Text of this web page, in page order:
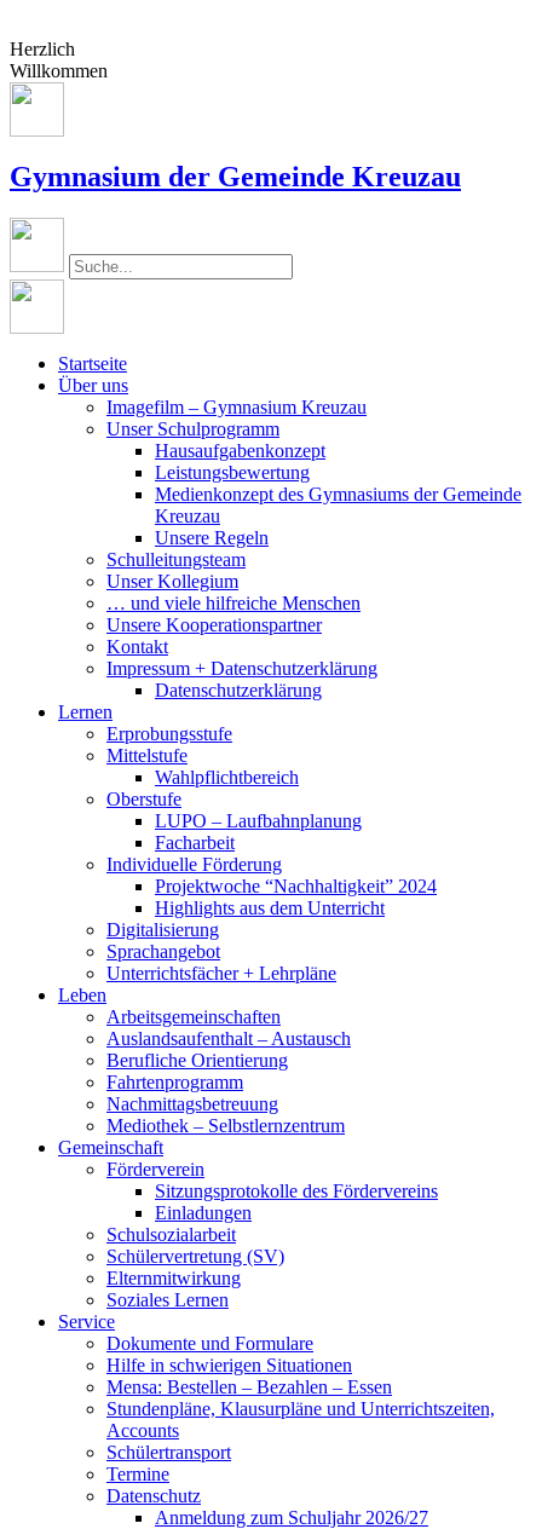
Herzlich
Willkommen
Gymnasium der Gemeinde Kreuzau
Startseite
Über uns
Imagefilm – Gymnasium Kreuzau
Unser Schulprogramm
Hausaufgabenkonzept
Leistungsbewertung
Medienkonzept des Gymnasiums der Gemeinde
Kreuzau
Unsere Regeln
Schulleitungsteam
Unser Kollegium
… und viele hilfreiche Menschen
Unsere Kooperationspartner
Kontakt
Impressum + Datenschutzerklärung
Datenschutzerklärung
Lernen
Erprobungsstufe
Mittelstufe
Wahlpflichtbereich
Oberstufe
LUPO – Laufbahnplanung
Facharbeit
Individuelle Förderung
Projektwoche “Nachhaltigkeit” 2024
Highlights aus dem Unterricht
Digitalisierung
Sprachangebot
Unterrichtsfächer + Lehrpläne
Leben
Arbeitsgemeinschaften
Auslandsaufenthalt – Austausch
Berufliche Orientierung
Fahrtenprogramm
Nachmittagsbetreuung
Mediothek – Selbstlernzentrum
Gemeinschaft
Förderverein
Sitzungsprotokolle des Fördervereins
Einladungen
Schulsozialarbeit
Schülervertretung (SV)
Elternmitwirkung
Soziales Lernen
Service
Dokumente und Formulare
Hilfe in schwierigen Situationen
Mensa: Bestellen – Bezahlen – Essen
Stundenpläne, Klausurpläne und Unterrichtszeiten,
Accounts
Schülertransport
Termine
Datenschutz
Anmeldung zum Schuljahr 2026/27